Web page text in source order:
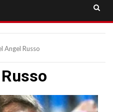
Angel Russo